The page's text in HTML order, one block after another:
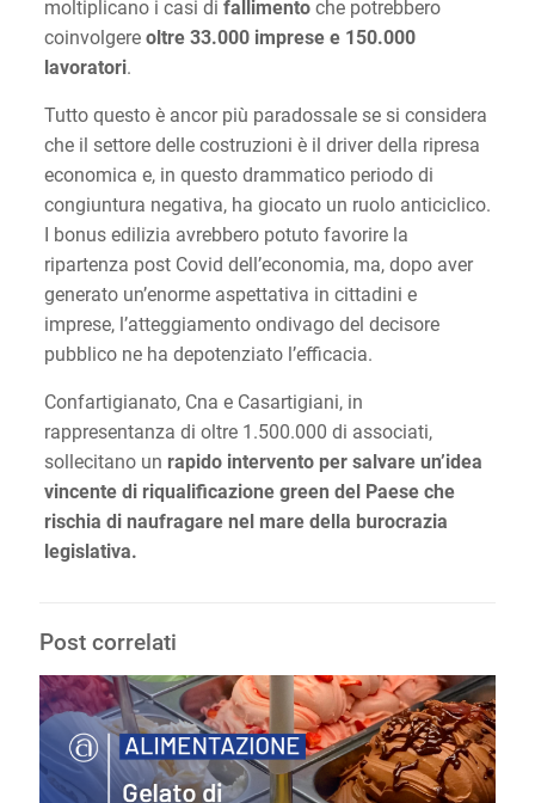
moltiplicano i casi di fallimentoche potrebbero
coinvolgereoltre 33.000 imprese e 150.000
lavoratori.
Tutto questo è ancor più paradossale se si considera
che il settore delle costruzioni è il driver della ripresa
economica e, in questo drammatico periodo di
congiuntura negativa, ha giocato un ruolo anticiclico.
I bonus edilizia avrebbero potuto favorire la
ripartenza post Covid dell’economia, ma, dopo aver
generato un’enorme aspettativa in cittadini e
imprese, l’atteggiamento ondivago del decisore
pubblico ne ha depotenziato l’efficacia.
Confartigianato, Cna e Casartigiani, in
rappresentanza di oltre 1.500.000 di associati,
sollecitano un rapido intervento per salvare un’idea
vincente di riqualificazione green del Paese che
rischia di naufragare nel mare della burocrazia
legislativa.
Post correlati